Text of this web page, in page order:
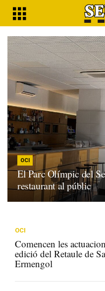
OCI
El Parc Olímpic del
restaurant al públic
OCI
Comencen les
edició del Retaule de
Ermengol